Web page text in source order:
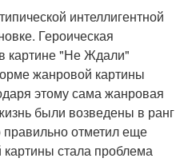
интеллигентной
Героическая
картине "Не Ждали"
жанровой картины
этому сама жанровая
были возведены в ранг
правильно отметил еще
стала проблема